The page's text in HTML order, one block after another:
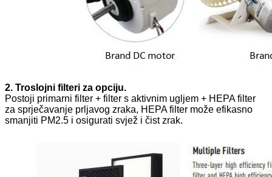
2. Troslojni filteri za opciju.
Postoji primarni filter + filter s aktivnim ugljem + HEPA filter
za sprječavanje prljavog zraka, HEPA filter može efikasno
smanjiti PM2.5 i osigurati svjež i čist zrak.